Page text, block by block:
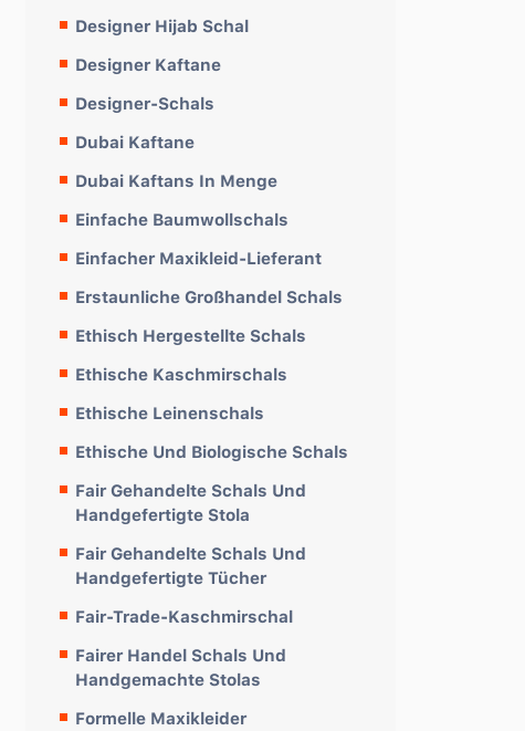
Designer Hijab Schal
Designer Kaftane
Designer-Schals
Dubai Kaftane
Dubai Kaftans In Menge
Einfache Baumwollschals
Einfacher Maxikleid-Lieferant
Erstaunliche Großhandel Schals
Ethisch Hergestellte Schals
Ethische Kaschmirschals
Ethische Leinenschals
Ethische Und Biologische Schals
Fair Gehandelte Schals Und
Handgefertigte Stola
Fair Gehandelte Schals Und
Handgefertigte Tücher
Fair-Trade-Kaschmirschal
Fairer Handel Schals Und
Handgemachte Stolas
Formelle Maxikleider